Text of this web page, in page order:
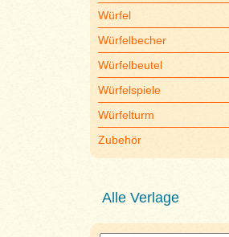
Würfel
Würfelbecher
Würfelbeutel
Würfelspiele
Würfelturm
Zubehör
Alle Verlage